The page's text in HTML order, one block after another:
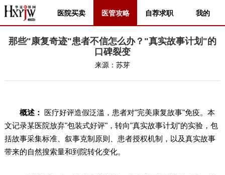
医院买卖 医管攻略 自荐求职 我的
那些"康复奇迹"患者不信怎么办？"真实故事计划"的
口碑裂变
来源： 苏芽
概述：
医疗好评造假泛滥，患者对"完美康复故事"免疫。本
文记录某医院放弃"包装式好评"，转向"真实故事计划"的实验，包
括故事采集标准、叙事克制原则、患者授权机制，以及真实故事
带来的自然搜索量和到院转化变化。